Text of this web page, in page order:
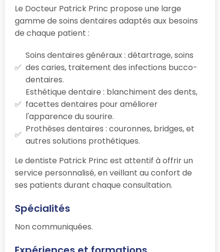
Le Docteur Patrick Princ propose une large
gamme de soins dentaires adaptés aux besoins
de chaque patient :
Soins dentaires généraux : détartrage, soins
des caries, traitement des infections bucco-
dentaires.
Esthétique dentaire : blanchiment des dents,
facettes dentaires pour améliorer
l'apparence du sourire.
Prothèses dentaires : couronnes, bridges, et
autres solutions prothétiques.
Le dentiste Patrick Princ est attentif à offrir un
service personnalisé, en veillant au confort de
ses patients durant chaque consultation.
Spécialités
Non communiquées.